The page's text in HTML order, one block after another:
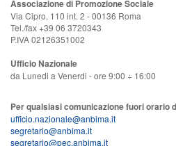
Associazione di Promozione Sociale
Via Cipro, 110 int. 2 - 00136 Roma
Tel./fax +39 06 3720343
P.IVA 02126351002
Ufficio Nazionale
da Lunedi a Venerdi - ore 9:00 ÷ 16:00
Per qualsiasi comunicazione fuori orario
ufficio.nazionale@anbima.it
segretario@anbima.it
segretario@pec.anbima.it